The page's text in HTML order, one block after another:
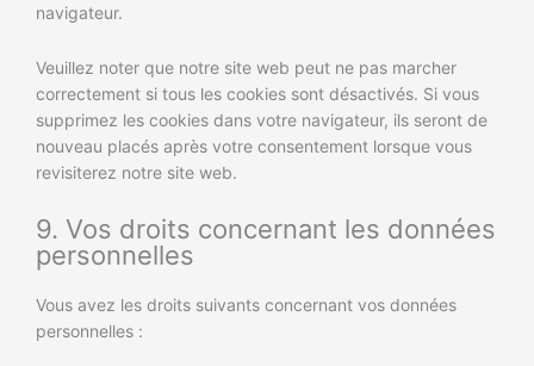
navigateur.
Veuillez noter que notre site web peut ne pas marcher
correctement si tous les cookies sont désactivés. Si vous
supprimez les cookies dans votre navigateur, ils seront de
nouveau placés après votre consentement lorsque vous
revisiterez notre site web.
9. Vos droits concernant les données
personnelles
Vous avez les droits suivants concernant vos données
personnelles :